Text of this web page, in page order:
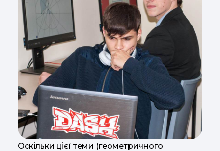
Оскільки цієї теми (геометричного